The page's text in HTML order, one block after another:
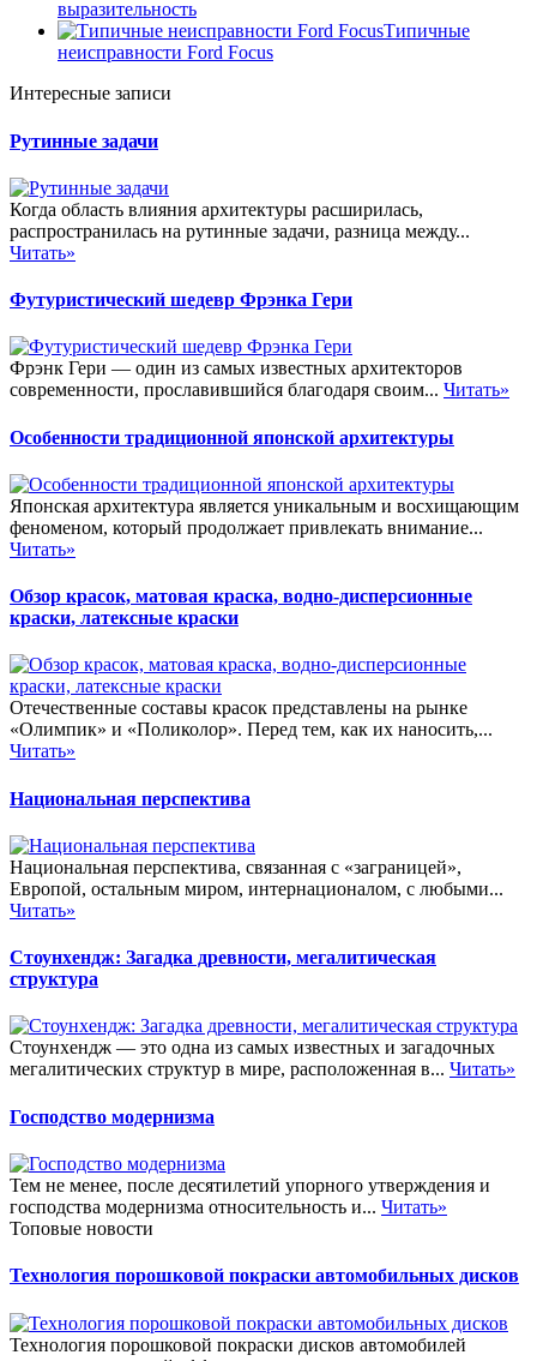
выразительность
Типичные
неисправности Ford Focus
Интересные записи
Рутинные задачи
Когда область влияния архитектуры расширилась,
распространилась на рутинные задачи, разница между...
Читать»
Футуристический шедевр Фрэнка Гери
Фрэнк Гери — один из самых известных архитекторов
современности, прославившийся благодаря своим... Читать»
Особенности традиционной японской архитектуры
Японская архитектура является уникальным и восхищающим
феноменом, который продолжает привлекать внимание...
Читать»
Обзор красок, матовая краска, водно-дисперсионные
краски, латексные краски
Отечественные составы красок представлены на рынке
«Олимпик» и «Поликолор». Перед тем, как их наносить,...
Читать»
Национальная перспектива
Национальная перспектива, связанная с «заграницей»,
Европой, остальным миром, интернационалом, с любыми...
Читать»
Стоунхендж: Загадка древности, мегалитическая
структура
Стоунхендж — это одна из самых известных и загадочных
мегалитических структур в мире, расположенная в... Читать»
Господство модернизма
Тем не менее, после десятилетий упорного утверждения и
господства модернизма относительность и... Читать»
Топовые новости
Технология порошковой покраски автомобильных дисков
Технология порошковой покраски дисков автомобилей